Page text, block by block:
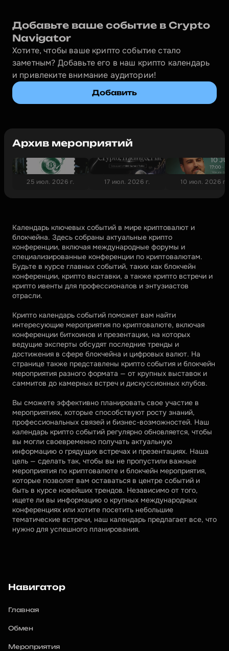
Добавьте ваше событие в Crypto
Navigator
Хотите, чтобы ваше крипто событие стало
заметным? Добавьте его в наш крипто календарь
и привлеките внимание аудитории!
Добавить
Архив мероприятий
25 июл. 2026 г. 17 июл. 2026 г. 10 июл. 2026 г.
Календарь ключевых событий в мире криптовалют и
блокчейна. Здесь собраны актуальные крипто
конференции, включая международные форумы и
специализированные конференции по криптовалютам.
Будьте в курсе главных событий, таких как блокчейн
конференции, крипто выставки, а также крипто встречи и
крипто ивенты для профессионалов и энтузиастов
отрасли.
Крипто календарь событий поможет вам найти
интересующие мероприятия по криптовалюте, включая
конференции биткоинов и презентации, на которых
ведущие эксперты обсудят последние тренды и
достижения в сфере блокчейна и цифровых валют. На
странице также представлены крипто события и блокчейн
мероприятия разного формата — от крупных выставок и
саммитов до камерных встреч и дискуссионных клубов.
Вы сможете эффективно планировать свое участие в
мероприятиях, которые способствуют росту знаний,
профессиональных связей и бизнес-возможностей. Наш
календарь крипто событий регулярно обновляется, чтобы
вы могли своевременно получать актуальную
информацию о грядущих встречах и презентациях. Наша
цель — сделать так, чтобы вы не пропустили важные
мероприятия по криптовалюте и блокчейн мероприятия,
которые позволят вам оставаться в центре событий и
быть в курсе новейших трендов. Независимо от того,
ищете ли вы информацию о крупных международных
конференциях или хотите посетить небольшие
тематические встречи, наш календарь предлагает все, что
нужно для успешного планирования.
Навигатор
Главная
Обмен
Мероприятия